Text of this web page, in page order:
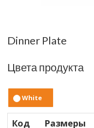
Dinner Plate
Цвета продукта
White
Код Размеры